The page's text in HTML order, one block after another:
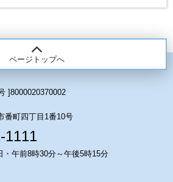
ページトップへ
]8000020370002
町四丁目1番10号
1111
午前8時30分～午後5時15分